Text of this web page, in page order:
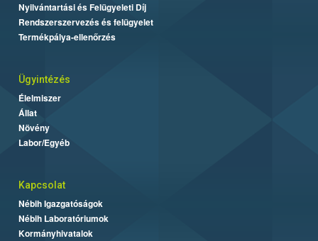
Nyilvántartási és Felügyeleti Díj
Rendszerszervezés és felügyelet
Termékpálya-ellenőrzés
Ügyintézés
Élelmiszer
Állat
Növény
Labor/Egyéb
Kapcsolat
Nébih Igazgatóságok
Nébih Laboratóriumok
Kormányhivatalok